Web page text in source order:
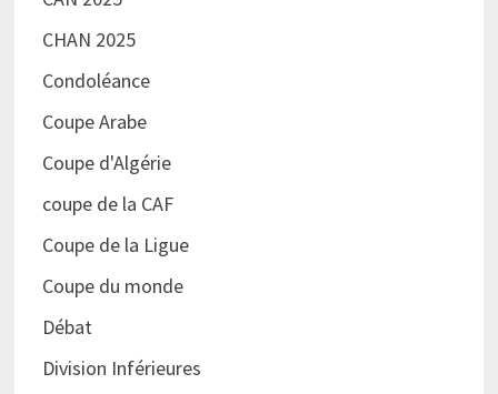
CHAN 2025
Condoléance
Coupe Arabe
Coupe d'Algérie
coupe de la CAF
Coupe de la Ligue
Coupe du monde
Débat
Division Inférieures